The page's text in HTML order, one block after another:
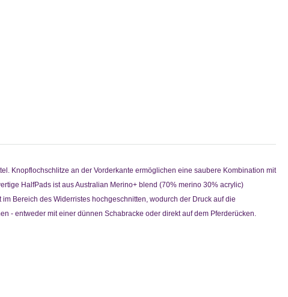
Knopflochschlitze an der Vorderkante ermöglichen eine saubere Kombination mit
HalfPads ist aus Australian Merino+ blend (70% merino 30% acrylic)
Bereich des Widerristes hochgeschnitten, wodurch der Druck auf die
- entweder mit einer dünnen Schabracke oder direkt auf dem Pferderücken.